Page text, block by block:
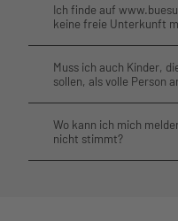
Ich finde auf
keine freie Unterkunft
Muss ich auch Kinder,
sollen, als volle Person
Wo kann ich mich
nicht stimmt?